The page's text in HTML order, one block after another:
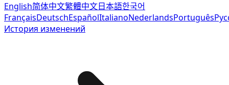
English简体中文繁體中文日本語한국어
FrançaisDeutschEspañolItalianoNederlandsPortuguês
История изменений